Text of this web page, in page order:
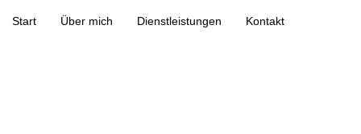
Start Über mich Dienstleistungen Kontakt